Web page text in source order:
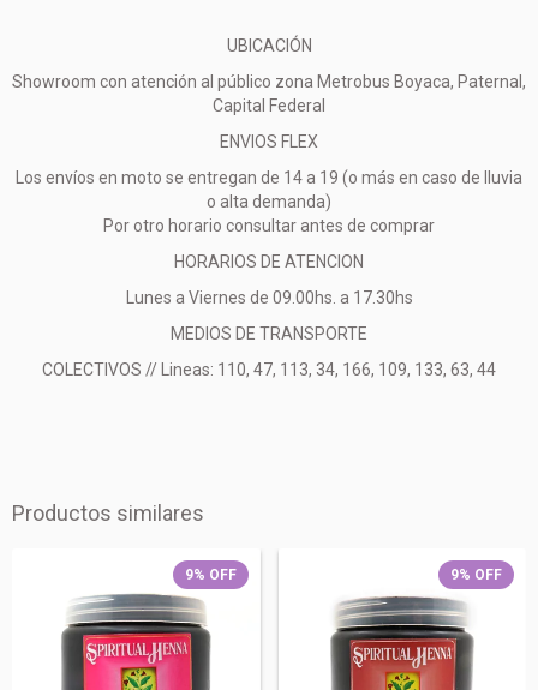
UBICACIÓN
Showroom con atención al público zona Metrobus Boyaca, Paternal,
Capital Federal
ENVIOS FLEX
Los envíos en moto se entregan de 14 a 19 (o más en caso de lluvia
o alta demanda)
Por otro horario consultar antes de comprar
HORARIOS DE ATENCION
Lunes a Viernes de 09.00hs. a 17.30hs
MEDIOS DE TRANSPORTE
COLECTIVOS // Lineas: 110, 47, 113, 34, 166, 109, 133, 63, 44
Productos similares
9% OFF 9% OFF